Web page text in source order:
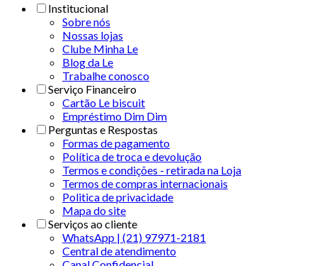
Institucional
Sobre nós
Nossas lojas
Clube Minha Le
Blog da Le
Trabalhe conosco
Serviço Financeiro
Cartão Le biscuit
Empréstimo Dim Dim
Perguntas e Respostas
Formas de pagamento
Política de troca e devolução
Termos e condições - retirada na Loja
Termos de compras internacionais
Politica de privacidade
Mapa do site
Serviços ao cliente
WhatsApp | (21) 97971-2181
Central de atendimento